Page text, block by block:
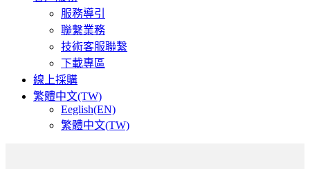
服務導引
聯繫業務
技術客服聯繫
下載專區
線上採購
繁體中文(TW)
Eeglish(EN)
繁體中文(TW)